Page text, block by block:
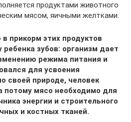
продуктами животного
мясом, яичными желтками.
прикорм этих продуктов
ребенка зубов: организм дает
режима питания и
для усвоения
своей природе, человек
потому мясо необходимо для
энергии и строительного
и костных тканей.